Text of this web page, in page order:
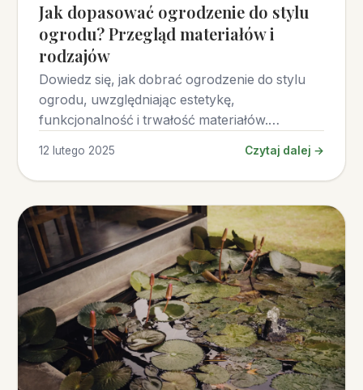
Jak dopasować ogrodzenie do stylu
ogrodu? Przegląd materiałów i
rodzajów
Dowiedz się, jak dobrać ogrodzenie do stylu
ogrodu, uwzględniając estetykę,
funkcjonalność i trwałość materiałów.
12 lutego 2025 Czytaj dalej →